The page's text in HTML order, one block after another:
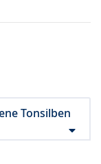
Tonsilben